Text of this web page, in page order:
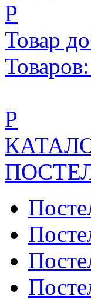
Р
Товар
Товаров:
Р